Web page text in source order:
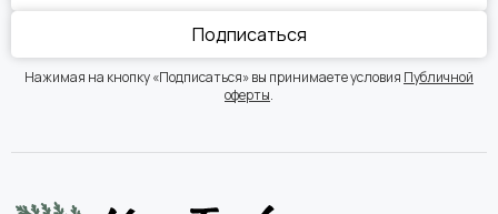
Подписаться
Нажимая на кнопку «Подписаться» вы принимаете условия Публичной
оферты.